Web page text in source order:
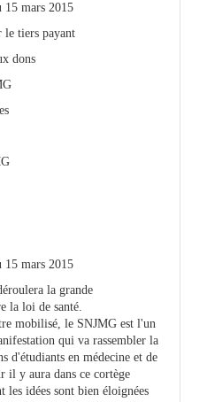
15 mars 2015
le tiers payant
dons
15 mars 2015
la grande
la loi de santé.
mobilisé, le SNJMG est l'un
qui va rassembler la
d'étudiants en médecine et de
il y aura dans ce cortège
les idées sont bien éloignées